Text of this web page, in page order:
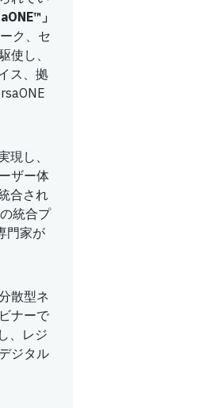
」
ク、セ
使し、
ス、拠
現し、
ザー体
合され
統合プ
門家が
散型ネ
ナーで
、レジ
ジタル